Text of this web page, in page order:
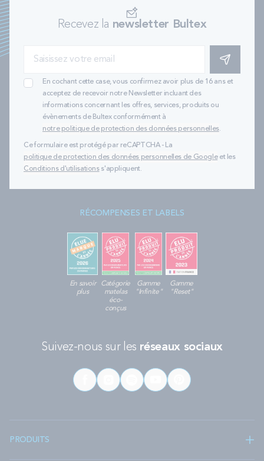
Recevez la newsletter Bultex
S'INSCRIRE
En cochant cette case, vous confirmez avoir plus de 16 ans et
acceptez de recevoir notre Newsletter incluant des
informations concernant les offres, services, produits ou
évènements de Bultex conformément à
notre politique de protection des données personnelles.
Ce formulaire est protégé par reCAPTCHA - La
politique de protection des données personnelles de Googleet les
Conditions d'utilisationss'appliquent.
RÉCOMPENSES ET LABELS
En savoir
plus
Catégorie
matelas
éco-
conçus
Gamme
"Infinite"
Gamme
"Reset"
Suivez-nous sur les réseaux sociaux
PRODUITS